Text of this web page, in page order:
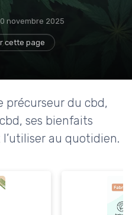
novembre 2025
cette page
précurseur du cbd,
ses bienfaits
au quotidien.